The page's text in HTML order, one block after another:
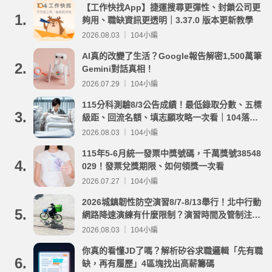
1.
【工作快找App】捷運搜尋更彈性、封鎖公司更
夠用、職缺資訊更透明｜3.37.0 版本更新教學
2026.08.03 ｜ 104小編
2.
AI真的改變了生活？Google報告解密1,500萬筆
Gemini對話真相！
2026.07.29 ｜ 104小編
3.
115分科測驗8/3公告成績！最低錄取分數、五標
級距、回流名額、填志願攻略一次看｜104落點
分析
2026.08.03 ｜ 104小編
4.
115年5-6月統一發票中獎號碼，千萬獎號38548
029！發票兌獎期限、如何領獎一次看
2026.07.27 ｜ 104小編
5.
2026城鎮韌性防空演習8/7-8/13舉行！北中行動
網路降速演練有什麼限制？演習時間及管制注意
事項整理
2026.08.03 ｜ 104小編
6.
你真的看懂JD了嗎？解析矽谷求職邏輯「先有職
缺，再有履歷」4區塊找出高薪籌碼